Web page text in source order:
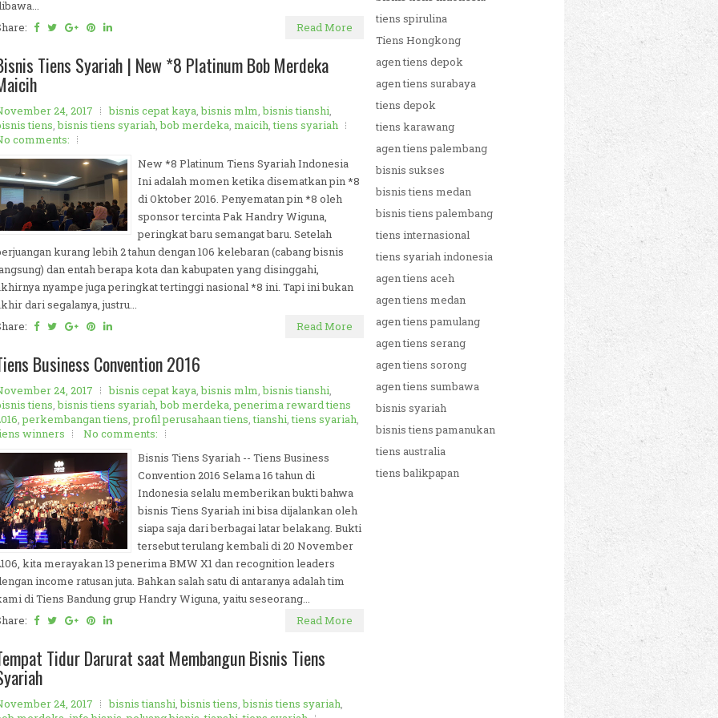
Read More
Tiens Syariah | New *8 Platinum Bob Merdeka
24, 2017 bisnis cepat kaya,bisnis mlm,bisnis tianshi,
tiens,bisnis tiens syariah,bob merdeka, maicih,tiens syariah
comments:
New *8 Platinum Tiens Syariah Indonesia
Ini adalah momen ketika disematkan pin *8
di Oktober 2016. Penyematan pin *8 oleh
sponsor tercinta Pak Handry Wiguna,
peringkat baru semangat baru. Setelah
kurang lebih 2 tahun dengan 106 kelebaran (cabang bisnis
dan entah berapa kota dan kabupaten yang disinggahi,
nyampe juga peringkat tertinggi nasional *8 ini. Tapi ini bukan
dari segalanya, justru...
Read More
Business Convention 2016
24, 2017 bisnis cepat kaya,bisnis mlm,bisnis tianshi,
tiens,bisnis tiens syariah,bob merdeka,penerima reward tiens
,perkembangan tiens,profil perusahaan tiens,tianshi,tiens syariah,
winners
No comments:
Bisnis Tiens Syariah -- Tiens Business
Convention 2016 Selama 16 tahun di
Indonesia selalu memberikan bukti bahwa
bisnis Tiens Syariah ini bisa dijalankan oleh
siapa saja dari berbagai latar belakang. Bukti
tersebut terulang kembali di 20 November
kita merayakan 13 penerima BMW X1 dan recognition leaders
income ratusan juta. Bahkan salah satu di antaranya adalah tim
di Tiens Bandung grup Handry Wiguna, yaitu seseorang...
Read More
Tidur Darurat saat Membangun Bisnis Tiens
24, 2017 bisnis tianshi,bisnis tiens,bisnis tiens syariah,
tiens spirulina
Tiens Hongkong
agen tiens depok
agen tiens surabaya
tiens depok
tiens karawang
agen tiens palembang
bisnis sukses
bisnis tiens medan
bisnis tiens palembang
tiens internasional
tiens syariah indonesia
agen tiens aceh
agen tiens medan
agen tiens pamulang
agen tiens serang
agen tiens sorong
agen tiens sumbawa
bisnis syariah
bisnis tiens pamanukan
tiens australia
tiens balikpapan